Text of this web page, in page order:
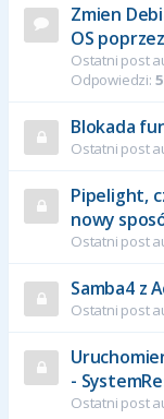
Zmien
OS
Ostatni post
Odpowiedzi: 5
Blokada
Ostatni post
Pipelight,
nowy
Ostatni post
Samba4 z
Ostatni post
-
Ostatni post